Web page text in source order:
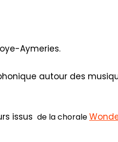
Aymeries.
autour des
issus de la chorale